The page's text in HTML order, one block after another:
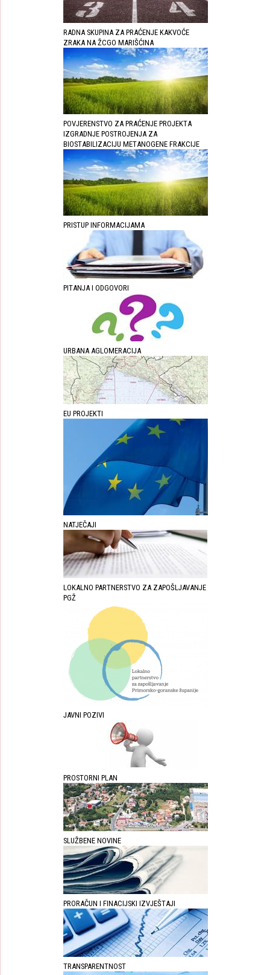
RADNA SKUPINA ZA PRAĆENJE KAKVOĆE
ZRAKA NA ŽCGO MARIŠĆINA
POVJERENSTVO ZA PRAĆENJE PROJEKTA
IZGRADNJE POSTROJENJA ZA
BIOSTABILIZACIJU METANOGENE FRAKCIJE
PRISTUP INFORMACIJAMA
PITANJA I ODGOVORI
URBANA AGLOMERACIJA
EU PROJEKTI
NATJEČAJI
LOKALNO PARTNERSTVO ZA ZAPOŠLJAVANJE
PGŽ
JAVNI POZIVI
PROSTORNI PLAN
SLUŽBENE NOVINE
PRORAČUN I FINACIJSKI IZVJEŠTAJI
TRANSPARENTNOST